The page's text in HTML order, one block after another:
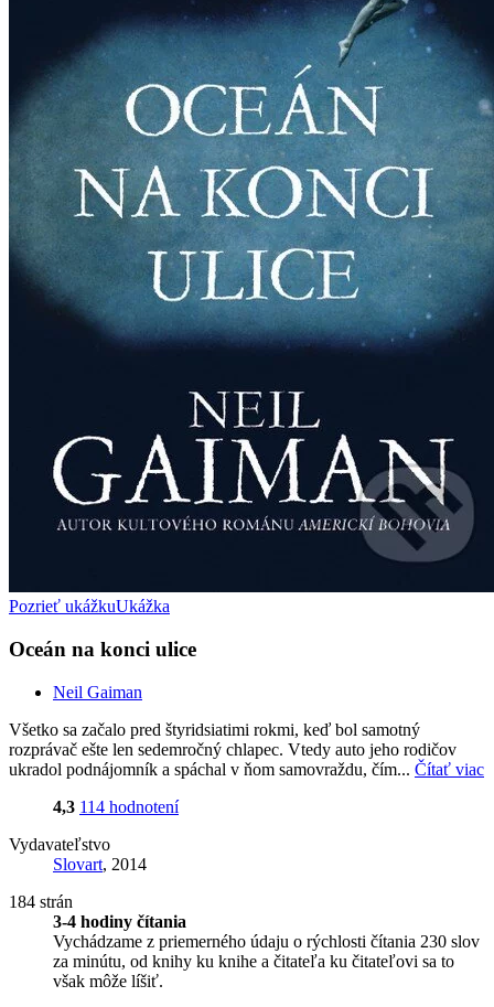
Pozrieť ukážkuUkážka
Oceán na konci ulice
Neil Gaiman
Všetko sa začalo pred štyridsiatimi rokmi, keď bol samotný
rozprávač ešte len sedemročný chlapec. Vtedy auto jeho rodičov
ukradol podnájomník a spáchal v ňom samovraždu, čím... Čítať viac
4,3 114 hodnotení
Vydavateľstvo
Slovart, 2014
184 strán
3-4 hodiny čítania
Vychádzame z priemerného údaju o rýchlosti čítania 230 slov
za minútu, od knihy ku knihe a čitateľa ku čitateľovi sa to
však môže líšiť.